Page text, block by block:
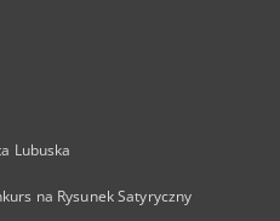
Lubuska
na Rysunek Satyryczny